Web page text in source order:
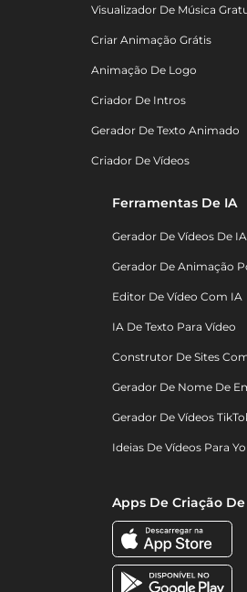
Visualizador De Música
Criar Animação Grátis
Animação De Logo
Criador De Intros
Gerador De Texto Animado
Criador De Vídeos
Ferramentas De IA
Gerador De Vídeos De IA
Gerador De Animação
Editor De Vídeo Com IA
IA De Texto Para Vídeo
Construtor De Sites
Gerador De Nome De
Gerador De Vídeos
Ideias De Vídeos Para
Apps De Criação